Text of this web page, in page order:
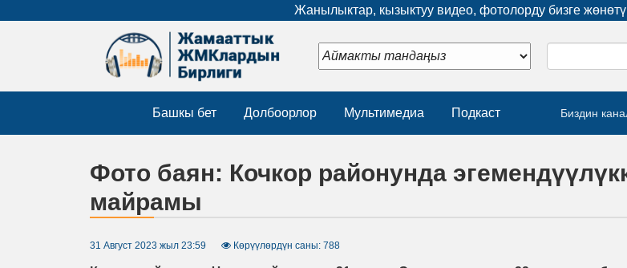
Жанылыктар, кызыктуу видео, фотолорду бизге
Башкы бет Долбоорлор Мультимедиа Подкаст Биздин
Фото баян: Кочкор районунда
майрамы
31 Август 2023 жыл 23:59 Көрүүлөрдүн саны: 788